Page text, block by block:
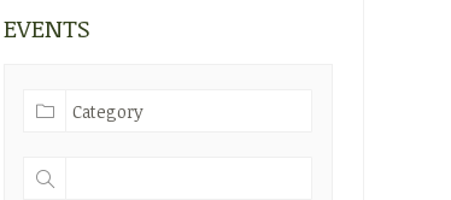
EVENTS